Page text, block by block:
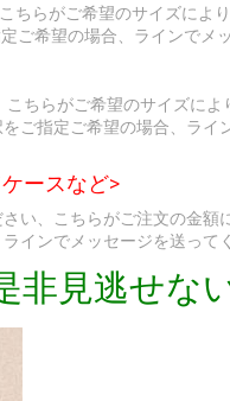
ちらがご希望のサイズによ
ご希望の場合、ラインでメ
ちらがご希望のサイズに
ご指定ご希望の場合、ライ
ースなど>
い、こちらがご注文の金額
インでメッセージを送って
非見逃せな